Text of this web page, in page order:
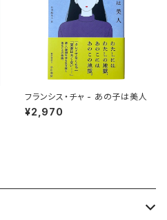
フランシス・チャ - あの子は美人
¥2,970